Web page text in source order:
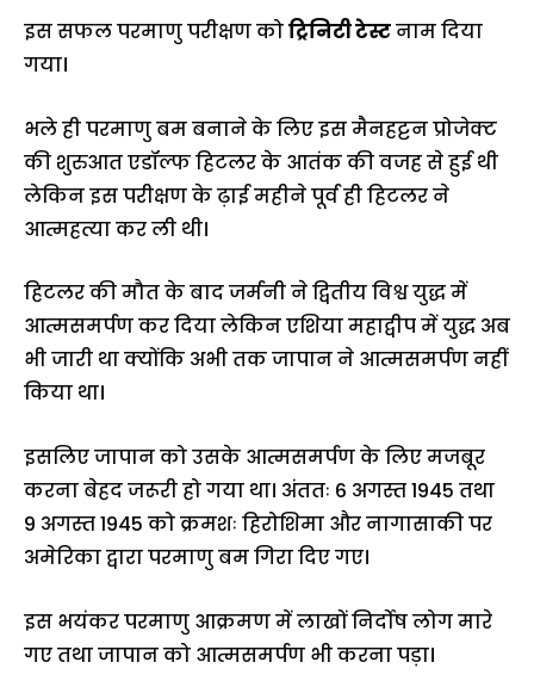
इस सफल परमाणु परीक्षण कोट्रिनिटी टेस्टनाम दिया
गया।
भले ही परमाणु बम बनाने के लिए इस मैनहट्टन प्रोजेक्ट
की शुरुआत एडॉल्फ हिटलर के आतंक की वजह से हुई थी
लेकिन इस परीक्षण के ढ़ाई महीने पूर्व ही हिटलर ने
आत्महत्या कर ली थी।
हिटलर की मौत के बाद जर्मनी ने द्वितीय विश्व युद्ध में
आत्मसमर्पण कर दिया लेकिन एशिया महाद्वीप में युद्ध अब
भी जारी था क्योंकि अभी तक जापान ने आत्मसमर्पण नहीं
किया था।
इसलिए जापान को उसके आत्मसमर्पण के लिए मजबूर
करना बेहद जरूरी हो गया था। अंततः 6 अगस्त 1945 तथा
9 अगस्त 1945 को क्रमशः हिरोशिमा और नागासाकी पर
अमेरिका द्वारा परमाणु बम गिरा दिए गए।
इस भयंकर परमाणु आक्रमण में लाखों निर्दोष लोग मारे
गए तथा जापान को आत्मसमर्पण भी करना पड़ा।